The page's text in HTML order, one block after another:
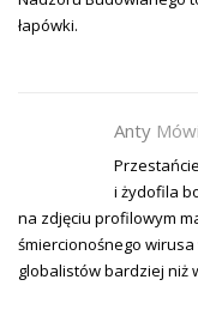
łapówki.
Anty Mówi
i żydofila
na zdjęciu profilowym
śmiercionośnego
globalistów bardziej niż